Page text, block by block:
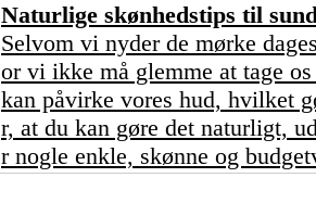
Naturlige skønhedstips til
Selvom vi nyder de mørke
or vi ikke må glemme at tage
kan påvirke vores hud, hvilket
r, at du kan gøre det naturligt,
r nogle enkle, skønne og